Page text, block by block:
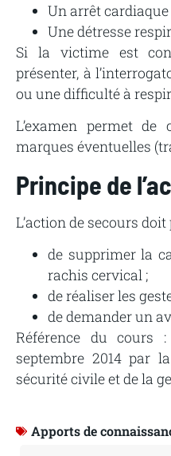
Un arrêt cardiaque
Une détresse
Si la victime est
présenter, à
ou une difficulté à
L’examen permet de
marques éventuelles
Principe de
L’action de secours
de supprimer la
rachis cervical ;
de réaliser les
de demander un
Référence du cours
septembre 2014 par
sécurité civile et de la
Apports de